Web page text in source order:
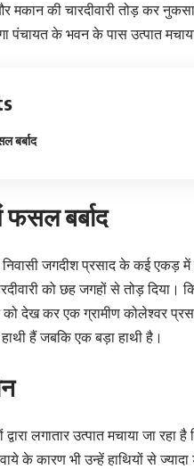
की चारदीवारी तोड़ कर
पंचायत के भवन के पास उत्पात
बर्बाद
फसल बर्बाद
निवासी जगदीश प्रसाद के कई एकड़
को छह जगहों से तोड़ दिया।
को देख कर एक ग्रामीण कोलेश्वर
हैं जबकि एक बड़ा हाथी है।
द्वारा लगातार उत्पात मचाया जा
के कारण भी उन्हें हाथियों से